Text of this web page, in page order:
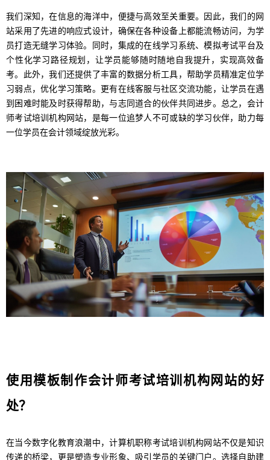
我们深知，在信息的海洋中，便捷与高效至关重要。因此，我们的网
站采用了先进的响应式设计，确保在各种设备上都能流畅访问，为学
员打造无缝学习体验。同时，集成的在线学习系统、模拟考试平台及
个性化学习路径规划，让学员能够随时随地自我提升，实现高效备
考。此外，我们还提供了丰富的数据分析工具，帮助学员精准定位学
习弱点，优化学习策略。更有在线客服与社区交流功能，让学员在遇
到困难时能及时获得帮助，与志同道合的伙伴共同进步。总之，会计
师考试培训机构网站，是每一位追梦人不可或缺的学习伙伴，助力每
一位学员在会计领域绽放光彩。
使用模板制作会计师考试培训机构网站的好
处？
在当今数字化教育浪潮中，计算机职称考试培训机构网站不仅是知识
传递的桥梁，更是塑造专业形象、吸引学员的关键门户。选择自助建